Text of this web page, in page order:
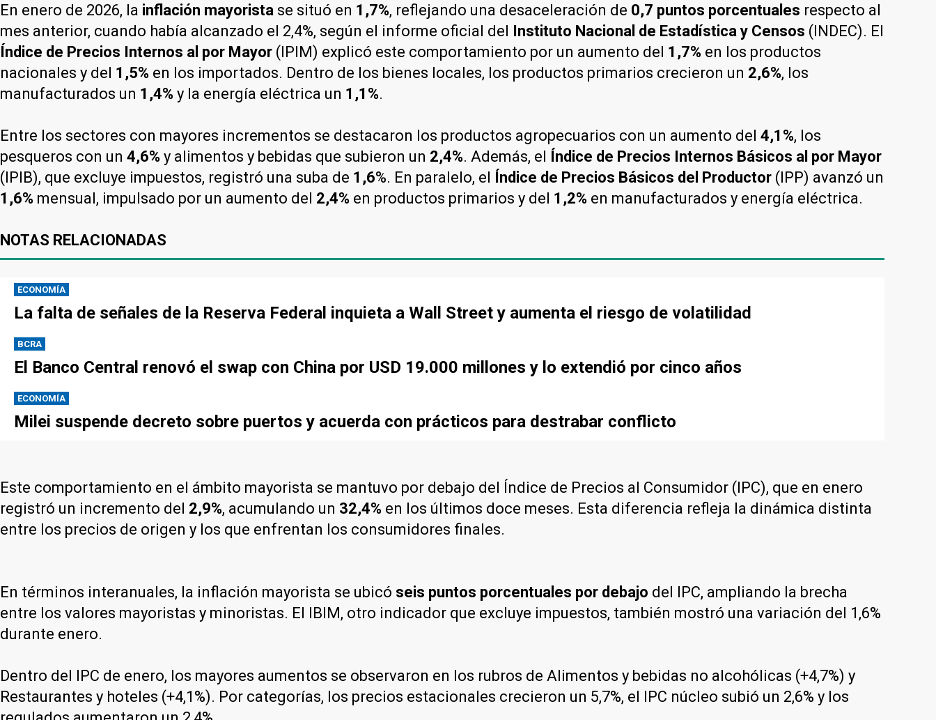
En enero de 2026, la inflación mayorista se situó en 1,7%, reflejando una desaceleración de 0,7 puntos porcentuales respecto al
mes anterior, cuando había alcanzado el 2,4%, según el informe oficial del Instituto Nacional de Estadística y Censos (INDEC). El
Índice de Precios Internos al por Mayor (IPIM) explicó este comportamiento por un aumento del 1,7% en los productos
nacionales y del 1,5% en los importados. Dentro de los bienes locales, los productos primarios crecieron un 2,6%, los
manufacturados un 1,4% y la energía eléctrica un 1,1%.
Entre los sectores con mayores incrementos se destacaron los productos agropecuarios con un aumento del 4,1%, los
pesqueros con un 4,6% y alimentos y bebidas que subieron un 2,4%. Además, el Índice de Precios Internos Básicos al por Mayor
(IPIB), que excluye impuestos, registró una suba de 1,6%. En paralelo, el Índice de Precios Básicos del Productor (IPP) avanzó un
1,6% mensual, impulsado por un aumento del 2,4% en productos primarios y del 1,2% en manufacturados y energía eléctrica.
NOTAS RELACIONADAS
ECONOMÍA
La falta de señales de la Reserva Federal inquieta a Wall Street y aumenta el riesgo de volatilidad
BCRA
El Banco Central renovó el swap con China por USD 19.000 millones y lo extendió por cinco años
ECONOMÍA
Milei suspende decreto sobre puertos y acuerda con prácticos para destrabar conflicto
Este comportamiento en el ámbito mayorista se mantuvo por debajo del Índice de Precios al Consumidor (IPC), que en enero
registró un incremento del 2,9%, acumulando un 32,4% en los últimos doce meses. Esta diferencia refleja la dinámica distinta
entre los precios de origen y los que enfrentan los consumidores finales.
En términos interanuales, la inflación mayorista se ubicó seis puntos porcentuales por debajo del IPC, ampliando la brecha
entre los valores mayoristas y minoristas. El IBIM, otro indicador que excluye impuestos, también mostró una variación del 1,6%
durante enero.
Dentro del IPC de enero, los mayores aumentos se observaron en los rubros de Alimentos y bebidas no alcohólicas (+4,7%) y
Restaurantes y hoteles (+4,1%). Por categorías, los precios estacionales crecieron un 5,7%, el IPC núcleo subió un 2,6% y los